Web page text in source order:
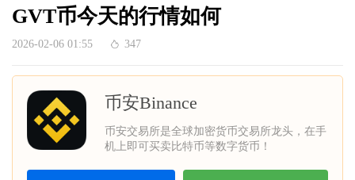
GVT币今天的行情如何
2026-02-06 01:55 347
币安Binance
币安交易所是全球加密货币交易所龙头，在手
机上即可买卖比特币等数字货币！